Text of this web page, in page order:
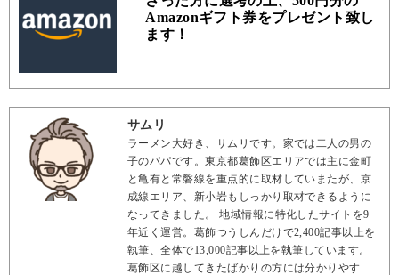
Amazonギフト券をプレゼント致し
ます！
サムリ
ラーメン大好き、サムリです。家では二人の男の
子のパパです。東京都葛飾区エリアでは主に金町
と亀有と常磐線を重点的に取材していまたが、京
成線エリア、新小岩もしっかり取材できるように
なってきました。 地域情報に特化したサイトを9
年近く運営。葛飾つうしんだけで2,400記事以上を
執筆、全体で13,000記事以上を執筆しています。
葛飾区に越してきたばかりの方には分かりやす